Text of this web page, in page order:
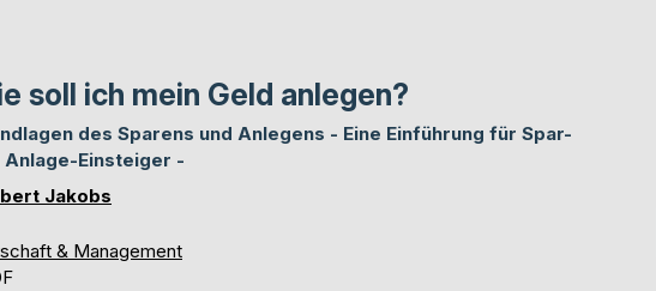
soll ich mein Geld anlegen?
des Sparens und Anlegens - Eine Einführung für Spar-
Anlage-Einsteiger -
Jakobs
& Management